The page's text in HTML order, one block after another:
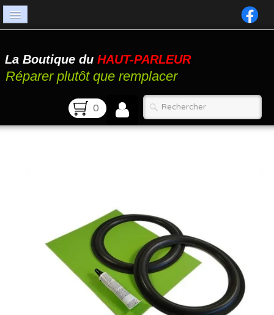
Catalogue
Atelier
La Boutique du HAUT-PARLEUR
Réparer plutôt que remplacer
0